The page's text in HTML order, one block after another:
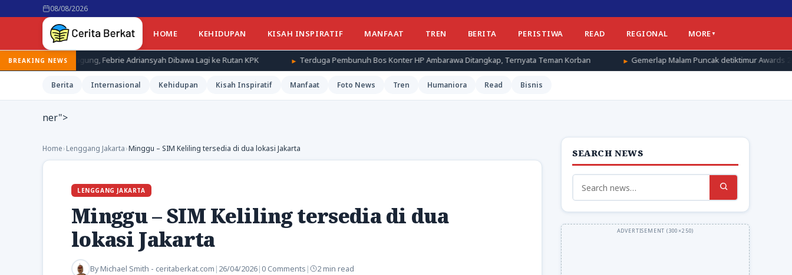
08/08/2026
HOME KEHIDUPAN KISAH INSPIRATIF MANFAAT TREN BERITA PERISTIWA READ REGIONAL MORE
BREAKING NEWS
Febrie Adriansyah Dibawa Lagi ke Rutan KPK Terduga Pembunuh Bos Konter HP Ambarawa Ditangkap, Ternyata Teman Korban Gemerlap Malam Puncak detiktimur Awards 2026, Apresiasi untuk
Berita Internasional Kehidupan Kisah Inspiratif Manfaat Foto News Tren Humaniora Read Bisnis
ner">
Home›Lenggang Jakarta›Minggu – SIM Keliling tersedia di dua lokasi Jakarta
LENGGANG JAKARTA
Minggu – SIM Keliling tersedia di dua
lokasi Jakarta
ByMichael Smith - ceritaberkat.com | 26/04/2026| 0 Comments | 2 min read
SEARCH NEWS
Search
for: